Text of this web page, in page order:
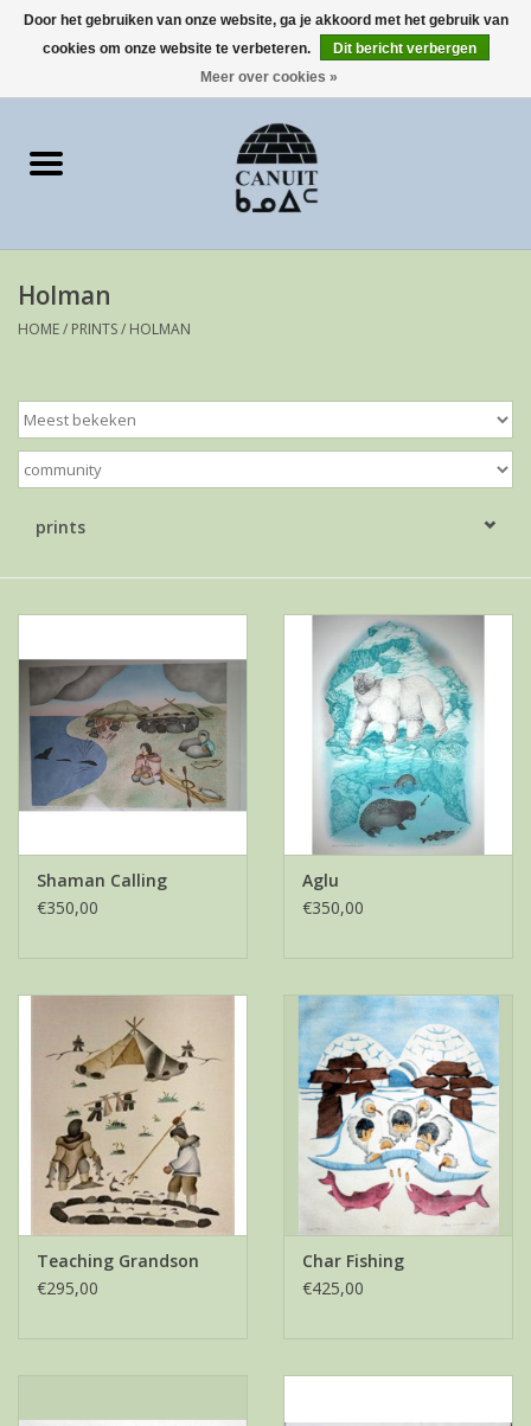
0 Artikelen - €0,00
Art Cards
sculpturen
Holman
HOME/ PRINTS/ HOLMAN
prints
Shaman Calling
€350,00
Aglu
€350,00
Teaching Grandson
€295,00
Char Fishing
€425,00
Door het gebruiken van onze website, ga je akkoord met het gebruik van
cookies om onze website te verbeteren.
Dit bericht verbergen
Meer over cookies »